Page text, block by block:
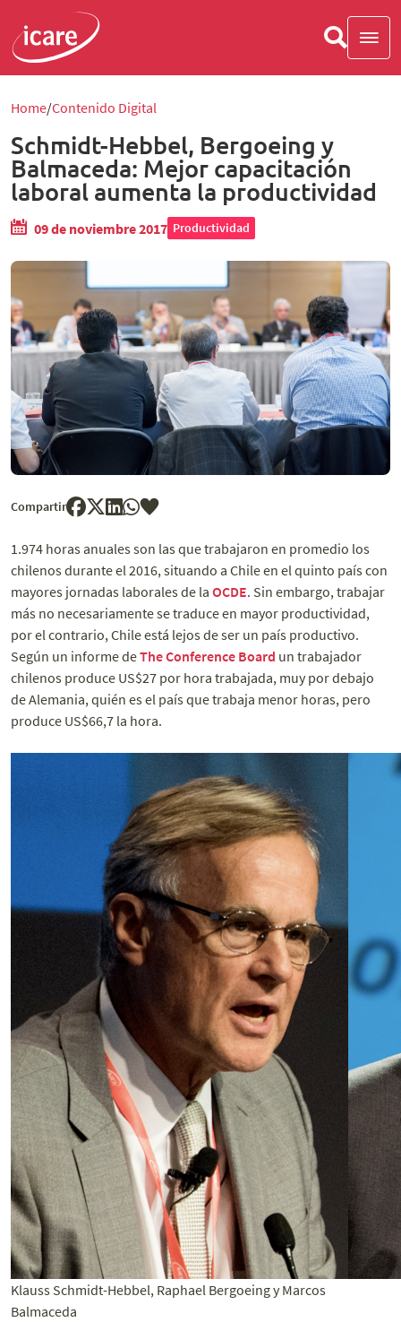
Home Contenido Digital
Schmidt-Hebbel, Bergoeing y
Balmaceda: Mejor capacitación
laboral aumenta la productividad
09 de noviembre 2017 Productividad
Compartir
1.974 horas anuales son las que trabajaron en promedio los
chilenos durante el 2016, situando a Chile en el quinto país con
mayores jornadas laborales de la OCDE. Sin embargo, trabajar
más no necesariamente se traduce en mayor productividad,
por el contrario, Chile está lejos de ser un país productivo.
Según un informe deThe Conference Board un trabajador
chilenos produce US$27 por hora trabajada, muy por debajo
de Alemania, quién es el país que trabaja menor horas, pero
produce US$66,7 la hora.
Klauss Schmidt-Hebbel, Raphael Bergoeing y Marcos
Balmaceda